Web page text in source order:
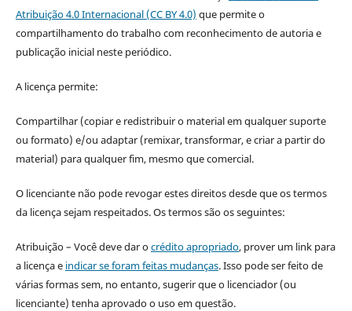
Atribuição 4.0 Internacional (CC BY 4.0) que permite o
compartilhamento do trabalho com reconhecimento de autoria e
publicação inicial neste periódico.
A licença permite:
Compartilhar (copiar e redistribuir o material em qualquer suporte
ou formato) e/ou adaptar (remixar, transformar, e criar a partir do
material) para qualquer fim, mesmo que comercial.
O licenciante não pode revogar estes direitos desde que os termos
da licença sejam respeitados. Os termos são os seguintes:
Atribuição – Você deve dar ocrédito apropriado, prover um link para
a licença e indicar se foram feitas mudanças. Isso pode ser feito de
várias formas sem, no entanto, sugerir que o licenciador (ou
licenciante) tenha aprovado o uso em questão.